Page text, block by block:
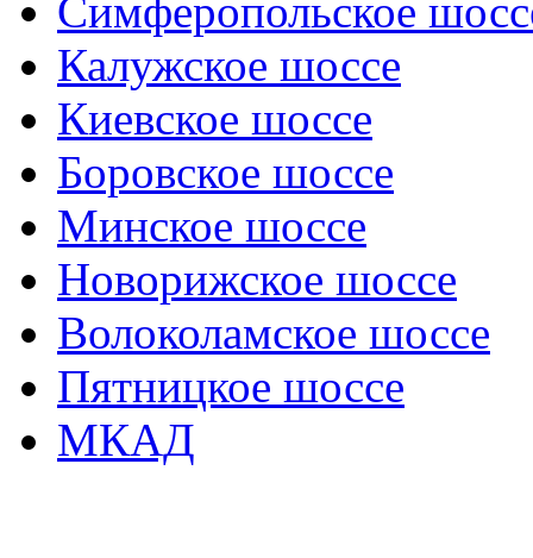
Симферопольское
Калужское шоссе
Киевское шоссе
Боровское шоссе
Минское шоссе
Новорижское шоссе
Волоколамское шоссе
Пятницкое шоссе
МКАД